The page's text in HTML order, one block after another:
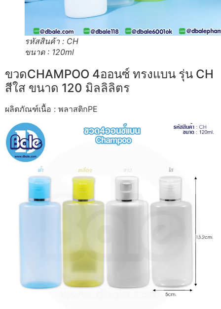
รหัสสินค้า : CH
ขนาด : 120ml
ขวดCHAMPOO 4ออนซ์ ทรงแบน รุ่น CH
สีใส ขนาด 120 มิลลิลิตร
ผลิตภัณฑ์เนื้อ : พลาสติกPE